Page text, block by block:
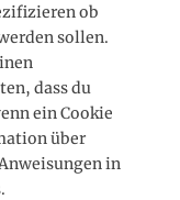
i
k
n
ob
sollen.
dass du
ein Cookie
über
in